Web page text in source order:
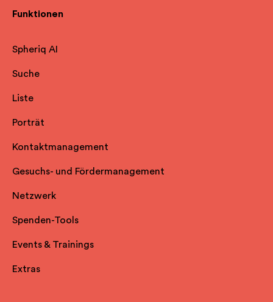
Funktionen
Spheriq AI
Suche
Liste
Porträt
Kontaktmanagement
Gesuchs- und Fördermanagement
Netzwerk
Spenden-Tools
Events & Trainings
Extras